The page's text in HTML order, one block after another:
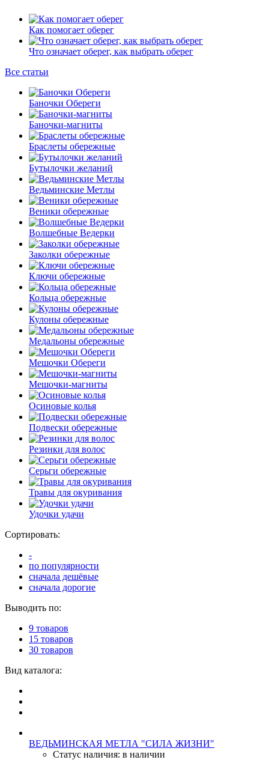
Как помогает оберег
Что означает оберег, как выбрать оберег
Все статьи
Баночки Обереги
Баночки-магниты
Браслеты обережные
Бутылочки желаний
Ведьминские Метлы
Веники обережные
Волшебные Ведерки
Заколки обережные
Ключи обережные
Кольца обережные
Кулоны обережные
Медальоны обережные
Мешочки Обереги
Мешочки-магниты
Осиновые колья
Подвески обережные
Резинки для волос
Серьги обережные
Травы для окуривания
Удочки удачи
Сортировать:
-
по популярности
сначала дешёвые
сначала дорогие
Выводить по:
9 товаров
15 товаров
30 товаров
Вид каталога:
ВЕДЬМИНСКАЯ МЕТЛА "СИЛА ЖИЗНИ"
Статус наличия: в наличии